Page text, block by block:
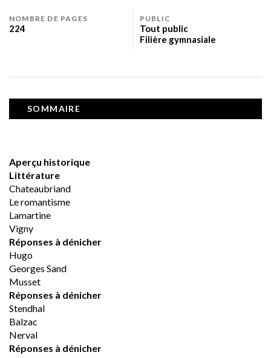
NOMBRE DE PAGES
224
PUBLIC
Tout public
Filière gymnasiale
SOMMAIRE
Aperçu historique
Littérature
Chateaubriand
Le romantisme
Lamartine
Vigny
Réponses à dénicher
Hugo
Georges Sand
Musset
Réponses à dénicher
Stendhal
Balzac
Nerval
Réponses à dénicher